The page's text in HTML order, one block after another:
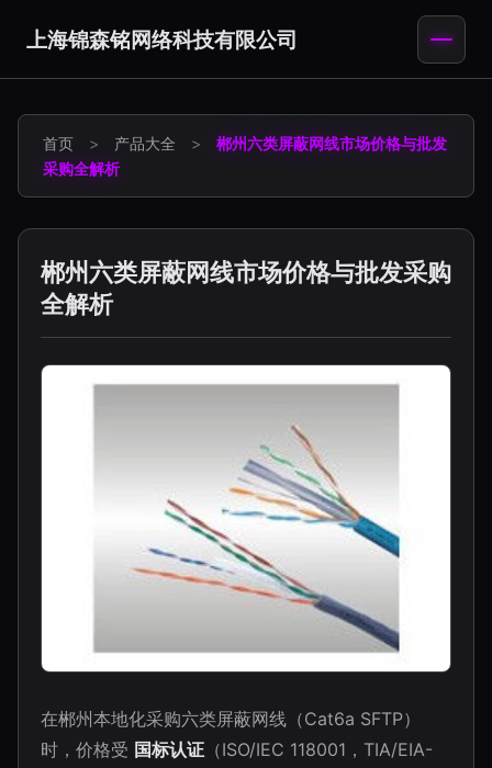
上海锦森铭网络科技有限公司
首页 > 产品大全 >
郴州六类屏蔽网线市场价格与批发
采购全解析
郴州六类屏蔽网线市场价格与批发采购
全解析
在郴州本地化采购六类屏蔽网线（Cat6a SFTP）
时，价格受 国标认证 （ISO/IEC 118001，TIA/EIA-